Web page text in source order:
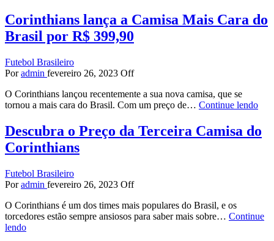
Corinthians lança a Camisa Mais Cara do
Brasil por R$ 399,90
Futebol Brasileiro
Por admin fevereiro 26, 2023 Off
O Corinthians lançou recentemente a sua nova camisa, que se
tornou a mais cara do Brasil. Com um preço de… Continue lendo
Descubra o Preço da Terceira Camisa do
Corinthians
Futebol Brasileiro
Por admin fevereiro 26, 2023 Off
O Corinthians é um dos times mais populares do Brasil, e os
torcedores estão sempre ansiosos para saber mais sobre… Continue
lendo